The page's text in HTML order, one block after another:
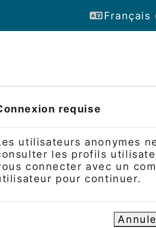
Français
requise
utilisateurs anonymes
les profils
connecter avec un
pour continuer.